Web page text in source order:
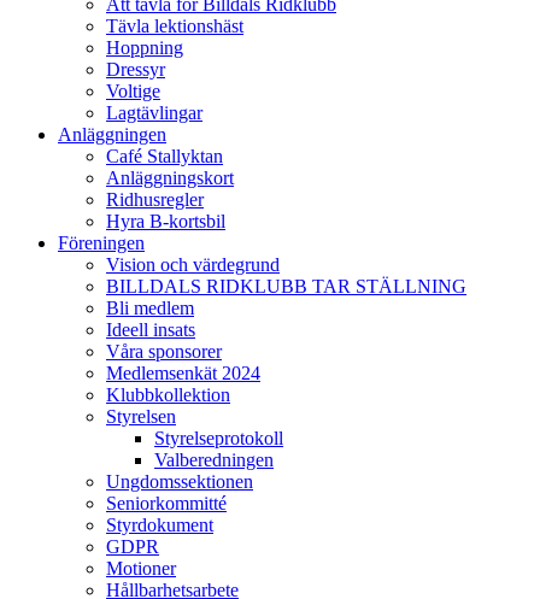
Att tävla för Billdals Ridklubb
Tävla lektionshäst
Hoppning
Dressyr
Voltige
Lagtävlingar
Anläggningen
Café Stallyktan
Anläggningskort
Ridhusregler
Hyra B-kortsbil
Föreningen
Vision och värdegrund
BILLDALS RIDKLUBB TAR STÄLLNING
Bli medlem
Ideell insats
Våra sponsorer
Medlemsenkät 2024
Klubbkollektion
Styrelsen
Styrelseprotokoll
Valberedningen
Ungdomssektionen
Seniorkommitté
Styrdokument
GDPR
Motioner
Hållbarhetsarbete